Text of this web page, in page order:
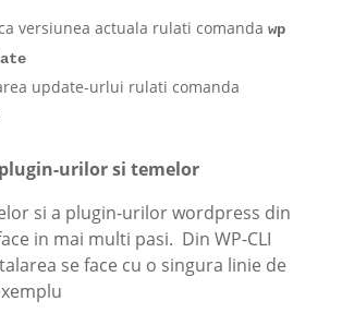
versiunea actuala rulati comandawp
update-urlui rulati comanda
urilor si temelor
si a plugin-urilor wordpress din
in mai multi pasi. Din WP-CLI
se face cu o singura linie de